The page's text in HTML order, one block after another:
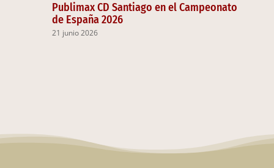
Publimax CD Santiago en el Campeonato
de España 2026
21 junio 2026